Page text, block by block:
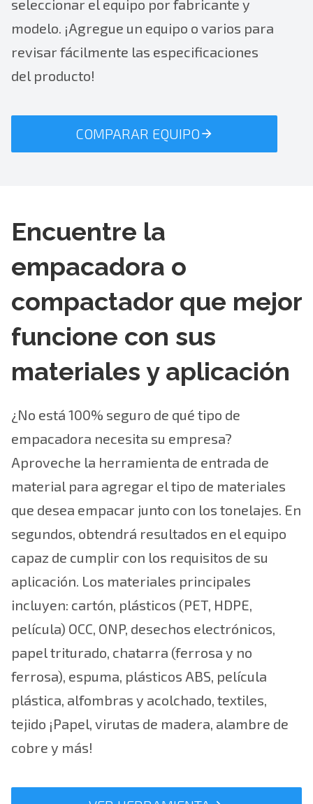
seleccionar el equipo por fabricante y
modelo. ¡Agregue un equipo o varios para
revisar fácilmente las especificaciones
del producto!
COMPARAR EQUIPO
Encuentre la
empacadora o
compactador que mejor
funcione con sus
materiales y aplicación
¿No está 100% seguro de qué tipo de
empacadora necesita su empresa?
Aproveche la herramienta de entrada de
material para agregar el tipo de materiales
que desea empacar junto con los tonelajes. En
segundos, obtendrá resultados en el equipo
capaz de cumplir con los requisitos de su
aplicación. Los materiales principales
incluyen: cartón, plásticos (PET, HDPE,
película) OCC, ONP, desechos electrónicos,
papel triturado, chatarra (ferrosa y no
ferrosa), espuma, plásticos ABS, película
plástica, alfombras y acolchado, textiles,
tejido ¡Papel, virutas de madera, alambre de
cobre y más!